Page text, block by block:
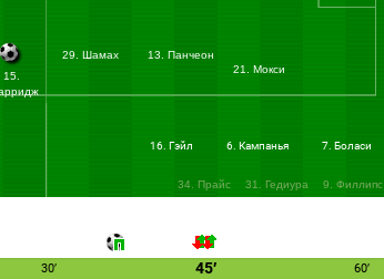
15.
21. Мокси
13. Панчеон
29. Шамах
7. Боласи
6. Кампанья
16. Гэйл
34. Прайс 31. Гедиура 9. Филлипс
30′ 45′ 60′